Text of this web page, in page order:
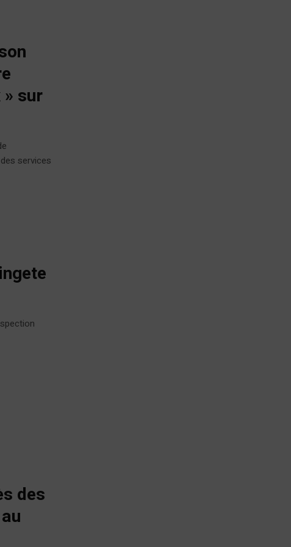
sur
services
des